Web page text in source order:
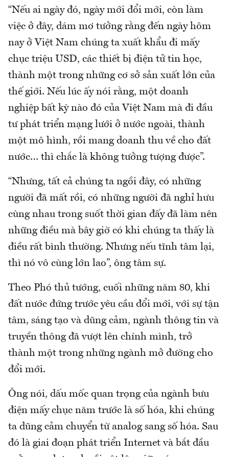
“Nếu ai ngày đó, ngày mới đổi mới, còn làm
việc ở đây, dám mơ tưởng rằng đến ngày hôm
nay ở Việt Nam chúng ta xuất khẩu đi mấy
chục triệu USD, các thiết bị điện tử tin học,
thành một trong những cơ sở sản xuất lớn của
thế giới. Nếu lúc ấy nói rằng, một doanh
nghiệp bất kỳ nào đó của Việt Nam mà đi đầu
tư phát triển mạng lưới ở nước ngoài, thành
một mô hình, rồi mang doanh thu về cho đất
nước… thì chắc là không tưởng tượng được”.
“Nhưng, tất cả chúng ta ngồi đây, có những
người đã mất rồi, có những người đã nghỉ hưu
cùng nhau trong suốt thời gian đấy đã làm nên
những điều mà bây giờ có khi chúng ta thấy là
điều rất bình thường. Nhưng nếu tĩnh tâm lại,
thì nó vô cùng lớn lao”, ông tâm sự.
Theo Phó thủ tướng, cuối những năm 80, khi
đất nước đứng trước yêu cầu đổi mới, với sự tận
tâm, sáng tạo và dũng cảm, ngành thông tin và
truyền thông đã vượt lên chính mình, trở
thành một trong những ngành mở đường cho
đổi mới.
Ông nói, dấu mốc quan trọng của ngành bưu
điện mấy chục năm trước là số hóa, khi chúng
ta dũng cảm chuyển từ analog sang số hóa. Sau
đó là giai đoạn phát triển Internet và bắt đầu